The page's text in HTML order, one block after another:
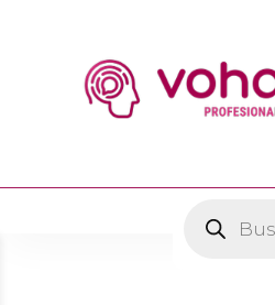
productos